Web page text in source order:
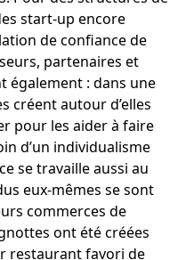
start-up encore
de confiance de
partenaires et
également : dans une
créent autour d’elles
pour les aider à faire
d’un individualisme
se travaille aussi au
eux-mêmes se sont
commerces de
ont été créées
restaurant favori de